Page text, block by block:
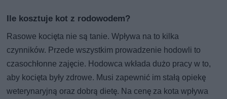
Ile kosztuje kot z rodowodem?
Rasowe kocięta nie są tanie. Wpływa na to kilka
czynników. Przede wszystkim prowadzenie hodowli to
czasochłonne zajęcie. Hodowca wkłada dużo pracy w to,
aby kocięta były zdrowe. Musi zapewnić im stałą opiekę
weterynaryjną oraz dobrą dietę. Na cenę za kota wpływa